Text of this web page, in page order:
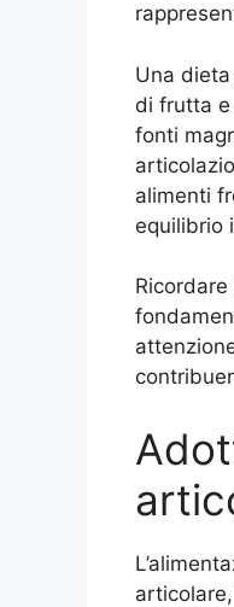
Una
di frutta
fonti
alimenti
equilibrio